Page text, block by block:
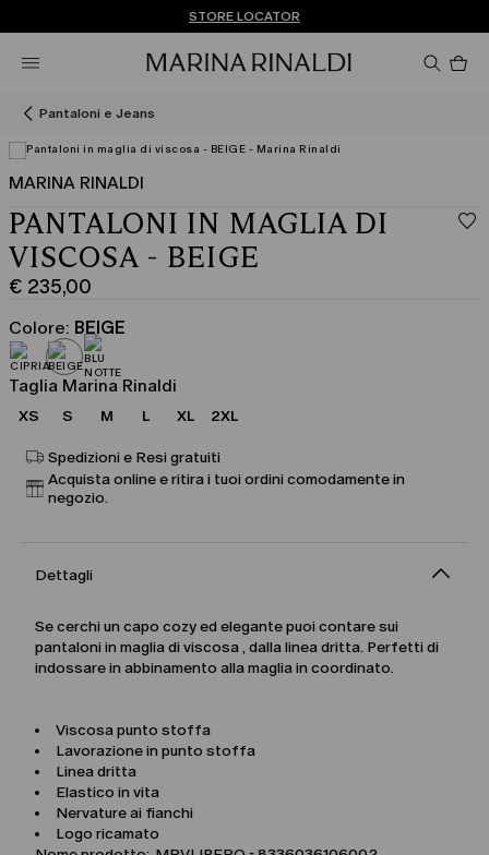
SPEDIZIONI E RESI GRATUITI
Non hai un MyAccount? REGISTRATI SUBITO
STORE LOCATOR
Pantaloni e Jeans
MARINA RINALDI
PANTALONI IN MAGLIA DI
VISCOSA - BEIGE
€ 235,00
Prezzo
corrente
€
235,00
Colore: BEIGE
Taglia Marina Rinaldi
XS S M L XL 2XL
Spedizioni e Resi gratuiti
Acquista online e ritira i tuoi ordini comodamente in
negozio.
Dettagli
Se cerchi un capo cozy ed elegante puoi contare sui
pantaloni in maglia di viscosa , dalla linea dritta. Perfetti di
indossare in abbinamento alla maglia in coordinato.
Viscosa punto stoffa
Lavorazione in punto stoffa
Linea dritta
Elastico in vita
Nervature ai fianchi
Logo ricamato